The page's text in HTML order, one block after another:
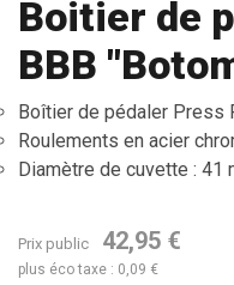
Boitier de
BBB
Boîtier de pédaler Press
Roulements en acier
Diamètre de cuvette : 41
Prix public 42,95 €
plus éco taxe : 0,09 €